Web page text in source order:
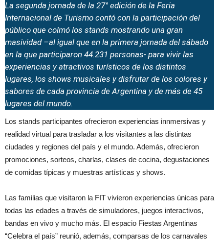
La segunda jornada de la 27° edición de la Feria
Internacional de Turismo contó con la participación del
público que colmó los stands mostrando una gran
masividad –al igual que en la primera jornada del sábado
en la que participaron 44.231 personas- para vivir las
experiencias y atractivos turísticos de los distintos
lugares, los shows musicales y disfrutar de los colores y
sabores de cada provincia de Argentina y de más de 45
lugares del mundo.
Los stands participantes ofrecieron experiencias innmersivas y
realidad virtual para trasladar a los visitantes a las distintas
ciudades y regiones del país y el mundo. Además, ofrecieron
promociones, sorteos, charlas, clases de cocina, degustaciones
de comidas típicas y muestras artísticas y shows.
Las familias que visitaron la FIT vivieron experiencias únicas para
todas las edades a través de simuladores, juegos interactivos,
bandas en vivo y mucho más. El espacio Fiestas Argentinas
“Celebra el país” reunió, además, comparsas de los carnavales